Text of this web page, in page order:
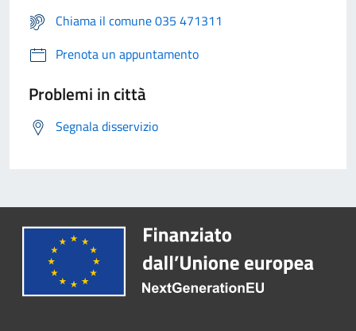
Chiama il comune 035 471311
Prenota un appuntamento
Problemi in città
Segnala disservizio